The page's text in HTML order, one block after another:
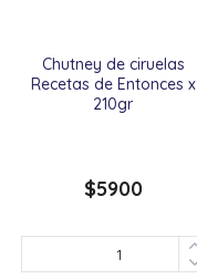
Chutney de ciruelas
Recetas de Entonces x
210gr
$5900